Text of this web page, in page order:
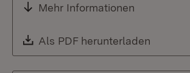
Mehr Informationen
Download:
Als PDF herunterladen